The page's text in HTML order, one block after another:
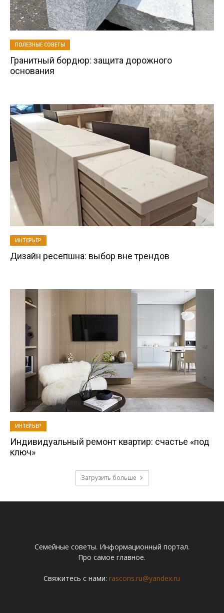
ПОЛЕЗНЫЕ СОВЕТЫ
Гранитный бордюр: защита дорожного
основания
ИНТЕРЬЕР
Дизайн ресепшна: выбор вне трендов
ИНТЕРЬЕР
Индивидуальный ремонт квартир: счастье «под
ключ»
Загрузить больше
Семейные советы. Информационный портал.
Про самое главное.
Свяжитесь с нами: rascons.ru@yandex.ru